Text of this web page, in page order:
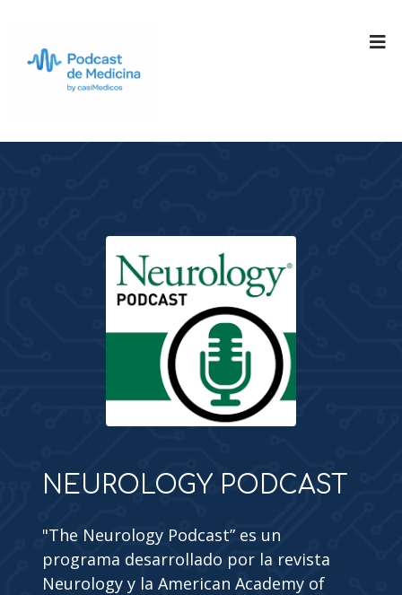
NEUROLOGY PODCAST
"The Neurology Podcast” es un
programa desarrollado por la revista
Neurology y la American Academy of